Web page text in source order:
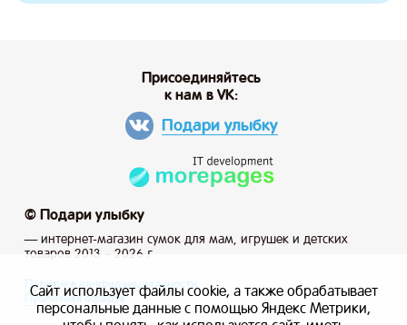
© Подари улыбку
— интернет-магазин сумок для мам, игрушек и детских
товаров 2013 – 2026 г.
Присоединяйтесь
к нам в VK:
Подари улыбку
Политика конфиденциальности
Публичная оферта
Сайт использует файлы cookie, а также обрабатывает
персональные данные с помощью Яндекс Метрики,